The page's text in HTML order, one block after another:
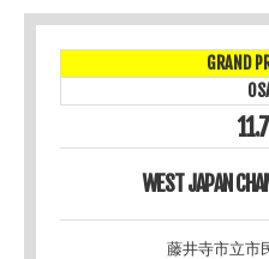
GRAND
11.7
WEST JAPAN
藤井寺市立市